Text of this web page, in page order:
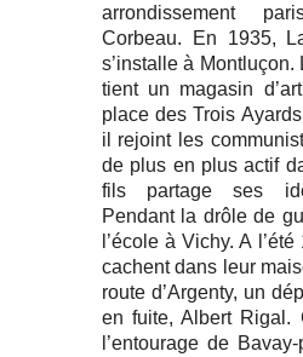
arrondissement
Corbeau. En 1935,
s’installe à
tient un magasin
place des Trois
il rejoint les
de plus en plus actif
fils partage ses
Pendant la drôle de
l’école à Vichy. A
cachent dans leur
route d’Argenty, un
en fuite, Albert Rigal.
l’entourage de